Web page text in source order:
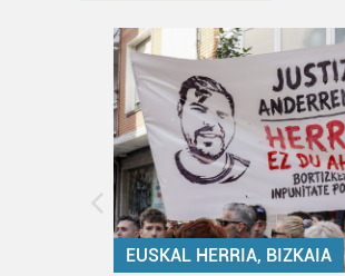
EUSKAL HERRIA, BIZKAIA